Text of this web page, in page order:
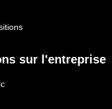
sur l'entreprise